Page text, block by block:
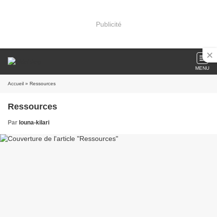
Publicité
MENU
Accueil » Ressources
Ressources
Par louna-kilari